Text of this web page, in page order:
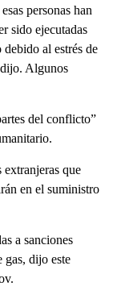
personas han
sido ejecutadas
debido al estrés de
Algunos
del conflicto”
extranjeras que
en el suministro
a sanciones
gas, dijo este